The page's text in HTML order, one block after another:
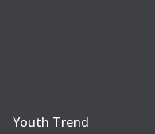
Youth Trend